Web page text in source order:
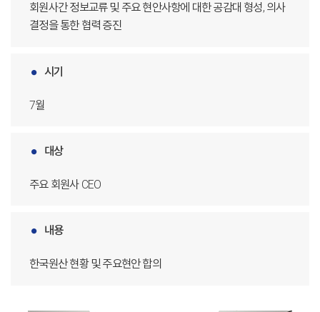
회원사간 정보교류 및 주요 현안사항에 대한 공감대 형성, 의사
결정을 통한 협력 증진
시기
7월
대상
주요 회원사 CEO
내용
한국원산 현황 및 주요현안 합의